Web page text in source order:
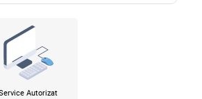
Autorizat